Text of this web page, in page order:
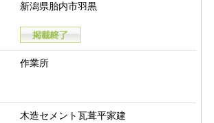
新潟県胎内市羽黒
作業所
木造セメント瓦葺平家建